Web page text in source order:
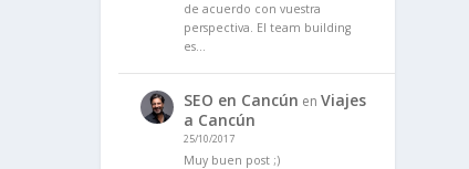
de acuerdo con vuestra
perspectiva. El team building
es…
SEO en Cancún en Viajes
a Cancún
25/10/2017
Muy buen post ;)